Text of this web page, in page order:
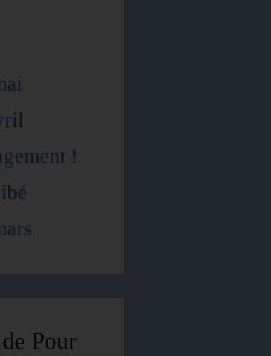
!
Pour